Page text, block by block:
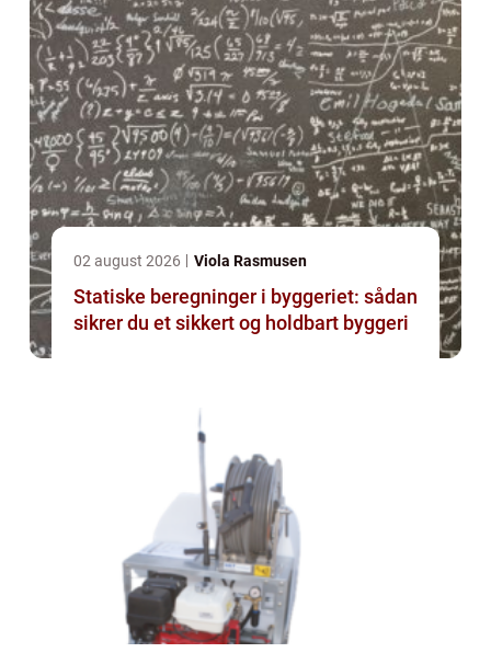
02 august 2026 Viola Rasmusen
Statiske beregninger i byggeriet: sådan
sikrer du et sikkert og holdbart byggeri